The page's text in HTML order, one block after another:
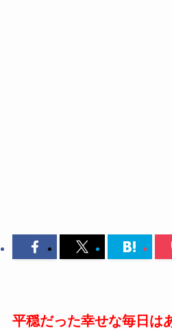
平穏だった幸せな毎日は